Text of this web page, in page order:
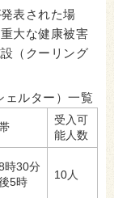
表された場
大な健康被害
（クーリング
ェルター）一覧
受入可
能人数
時30分
5時
10人